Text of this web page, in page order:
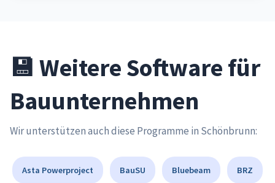
💾 Weitere Software für
Bauunternehmen
Wir unterstützen auch diese Programme in Schönbrunn:
Asta Powerproject BauSU Bluebeam BRZ